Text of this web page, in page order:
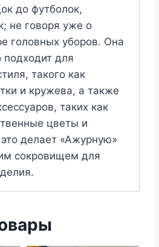
до футболок,
не говоря уже о
головных уборов. Она
для
такого как
и кружева, а также
таких как
цветы и
делает «Ажурную»
сокровищем для